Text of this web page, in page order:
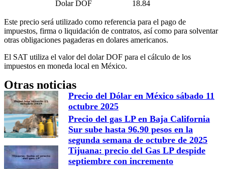
Dolar DOF
18.84
Este precio será utilizado como referencia para el pago de
impuestos, firma o liquidación de contratos, así como para solventar
otras obligaciones pagaderas en dolares americanos.
El SAT utiliza el valor del dolar DOF para el cálculo de los
impuestos en moneda local en México.
Otras noticias
Precio del Dólar en México sábado 11
octubre 2025
Precio del gas LP en Baja California
Sur sube hasta 96.90 pesos en la
segunda semana de octubre de 2025
Tijuana: precio del Gas LP despide
septiembre con incremento